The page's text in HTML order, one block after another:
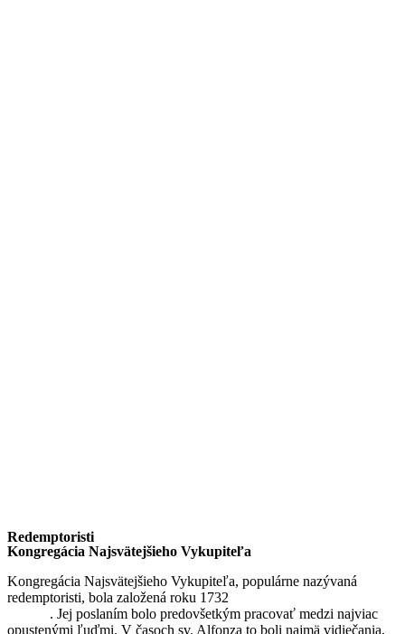
Redemptoristi
Kongregácia Najsvätejšieho Vykupiteľa
Kongregácia Najsvätejšieho Vykupiteľa, populárne nazývaná
redemptoristi, bola založená roku 1732
. Jej poslaním bolo predovšetkým pracovať medzi najviac
opustenými ľuďmi. V časoch sv. Alfonza to boli najmä vidiečania,